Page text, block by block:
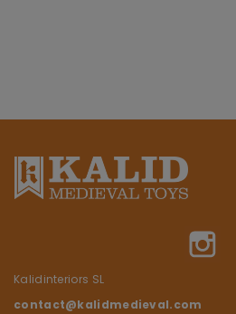
Kalidinteriors SL
contact@kalidmedieval.com